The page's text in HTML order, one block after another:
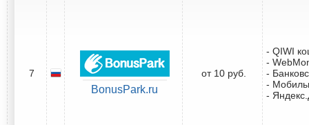
7
BonusPark.ru
от 10 руб.
- QIWI
-
-
-
-